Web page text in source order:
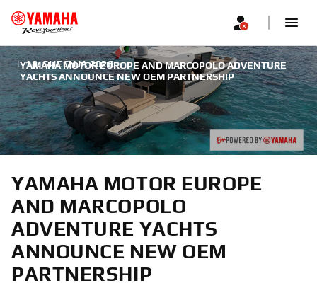
YAMAHA MOTOR EUROPE AND MARCOPOLO ADVENTURE
YACHTS ANNOUNCE NEW OEM PARTNERSHIP
| 18. SIJEČNJA 2026.
YAMAHA MOTOR EUROPE
AND MARCOPOLO
ADVENTURE YACHTS
ANNOUNCE NEW OEM
PARTNERSHIP